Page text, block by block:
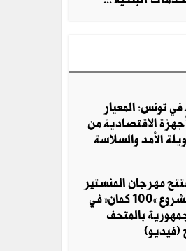
أوبو تطلق A6c في تونس: المعيار
الاقتصادية من
الأمد والسلاسة
مهرجان المنستير
الدولي ويقود مشروع «100 كمان» في
بالمتحف
(فيديو)